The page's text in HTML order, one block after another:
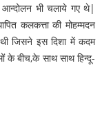
आन्दोलन भी चलाये गए थे|
कलकत्ता की मोहम्मदन
जिसने इस दिशा में कदम
के बीच,के साथ साथ हिन्दू-